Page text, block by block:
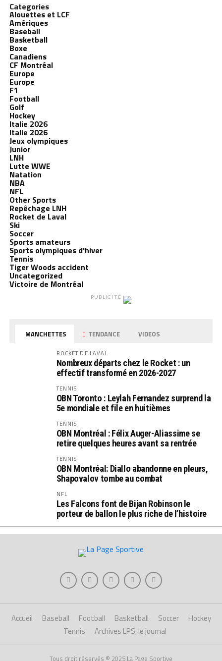
Categories
Alouettes et LCF
Amériques
Baseball
Basketball
Boxe
Canadiens
CF Montréal
Europe
Europe
F1
Football
Golf
Hockey
Italie 2026
Italie 2026
Jeux olympiques
Junior
LNH
Lutte WWE
Natation
NBA
NFL
Other Sports
Repêchage LNH
Rocket de Laval
Ski
Soccer
Sports amateurs
Sports olympiques d'hiver
Tennis
Tiger Woods accident
Uncategorized
Victoire de Montréal
PUBLICITÉ
MANCHETTES TENDANCE VIDEOS
ROCKET DE LAVAL
Nombreux départs chez le Rocket : un
effectif transformé en 2026-2027
TENNIS
OBN Toronto : Leylah Fernandez surprend la
5e mondiale et file en huitièmes
TENNIS
OBN Montréal : Félix Auger-Aliassime se
retire quelques heures avant sa rentrée
TENNIS
OBN Montréal: Diallo abandonne en pleurs,
Shapovalov tombe au combat
NFL
Les Falcons font de Bijan Robinson le
porteur de ballon le plus riche de l’histoire
Accueil Baseball Football Basketball Soccer
Hockey
Tennis
Archives LPS, le journal
Tous droit réservés © 2025 La Page Sportive